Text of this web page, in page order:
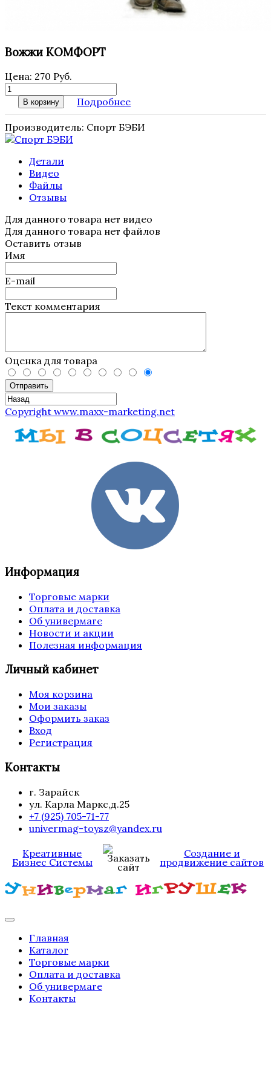
Вожжи КОМФОРТ
Цена: 270 Руб.
В корзину Подробнее
Производитель: Спорт БЭБИ
Детали
Видео
Файлы
Отзывы
Для данного товара нет видео
Для данного товара нет файлов
Оставить отзыв
Имя
E-mail
Текст комментария
Оценка для товара
Отправить
Copyright www.maxx-marketing.net
Информация
Торговые марки
Оплата и доставка
Об универмаге
Новости и акции
Полезная информация
Личный кабинет
Моя корзина
Мои заказы
Оформить заказ
Вход
Регистрация
Контакты
г. Зарайск
ул. Карла Маркс,д.25
+7 (925) 705-71-77
univermag-toysz@yandex.ru
Креативные
Бизнес Системы
Создание и
продвижение сайтов
Главная
Каталог
Торговые марки
Оплата и доставка
Об универмаге
Контакты